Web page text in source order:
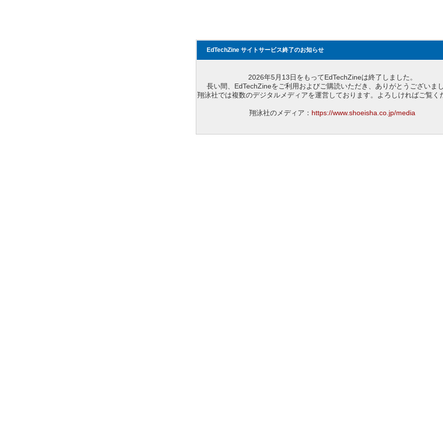
EdTechZine サイトサービス終了のお知らせ
2026年5月13日をもってEdTechZineは終了しました。
長い間、EdTechZineをご利用およびご購読いただき、ありがとうございまし
翔泳社では複数のデジタルメディアを運営しております。よろしければご覧く
翔泳社のメディア： https://www.shoeisha.co.jp/media